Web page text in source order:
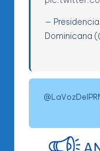
—
Dominicana